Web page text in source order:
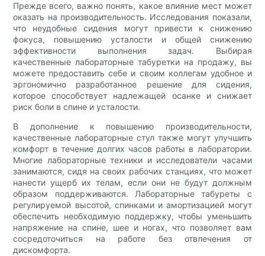
Прежде всего, важно понять, какое влияние мест может
оказать на производительность. Исследования показали,
что неудобные сидения могут привести к снижению
фокуса, повышению усталости и общей снижению
эффективности выполнения задач. Выбирая
качественные лабораторные табуретки на продажу, вы
можете предоставить себе и своим коллегам удобное и
эргономично разработанное решение для сидения,
которое способствует надлежащей осанке и снижает
риск боли в спине и усталости.
В дополнение к повышению производительности,
качественные лабораторные стул также могут улучшить
комфорт в течение долгих часов работы в лаборатории.
Многие лабораторные техники и исследователи часами
занимаются, сидя на своих рабочих станциях, что может
нанести ущерб их телам, если они не будут должным
образом поддерживаются. Лабораторные табуреты с
регулируемой высотой, спинками и амортизацией могут
обеспечить необходимую поддержку, чтобы уменьшить
напряжение на спине, шее и ногах, что позволяет вам
сосредоточиться на работе без отвлечения от
дискомфорта.